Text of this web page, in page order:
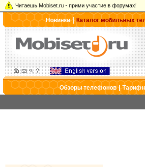
Читаешь Mobiset.ru - прими участие в форумах!
Новинки|Каталог мобильных
Обзоры телефонов|